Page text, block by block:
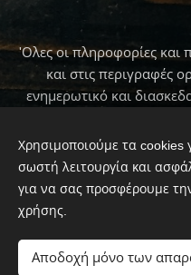
'Ολες οι πληροφορίες και
και στις περιγραφές
ενημερωτικό και
© 2020 To Παραδοσιακό
Χρησιμοποιούμε τα cookies
σωστή λειτουργία και
για να σας προσφέρουμε
χρήσης.
Αποδοχή μόνο των